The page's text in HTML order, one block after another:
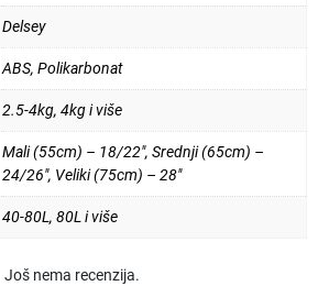
Delsey
ABS, Polikarbonat
2.5-4kg, 4kg i više
Mali (55cm) – 18/22", Srednji (65cm) –
24/26", Veliki (75cm) – 28"
40-80L, 80L i više
Još nema recenzija.